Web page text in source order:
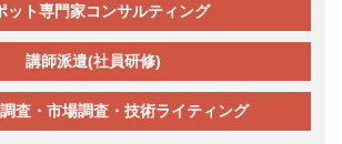
ット専門家コンサルティング
講師派遣(社員研修)
査・市場調査・技術ライティング